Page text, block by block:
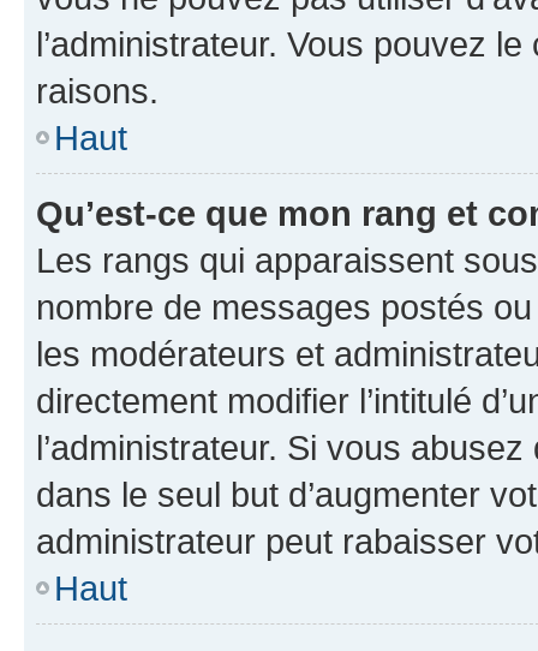
l’administrateur. Vous pouvez
raisons.
Haut
Qu’est-ce que mon rang et
Les rangs qui apparaissent
nombre de messages postés
les modérateurs et
directement modifier l’intitulé
l’administrateur. Si vous
dans le seul but d’augmenter
administrateur peut rabaisser
Haut